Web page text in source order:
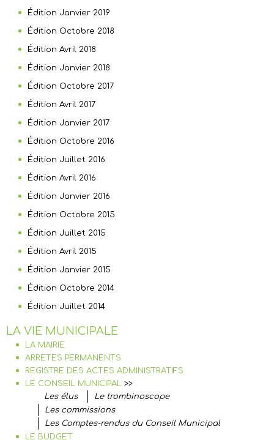
Édition Janvier 2019
Édition Octobre 2018
Édition Avril 2018
Édition Janvier 2018
Édition Octobre 2017
Édition Avril 2017
Édition Janvier 2017
Édition Octobre 2016
Édition Juillet 2016
Édition Avril 2016
Édition Janvier 2016
Édition Octobre 2015
Édition Juillet 2015
Édition Avril 2015
Édition Janvier 2015
Édition Octobre 2014
Édition Juillet 2014
LA VIE MUNICIPALE
LA MAIRIE
ARRETES PERMANENTS
REGISTRE DES ACTES ADMINISTRATIFS
LE CONSEIL MUNICIPAL >>
Les élus
Le trombinoscope
Les commissions
Les Comptes-rendus du Conseil Municipal
LE BUDGET